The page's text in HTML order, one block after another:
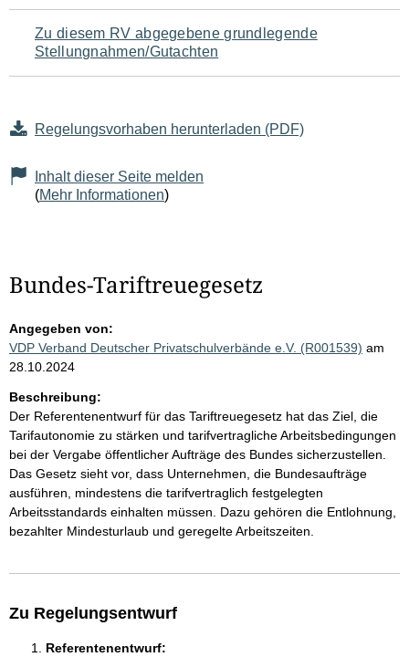
Zu diesem RV abgegebene grundlegende
Stellungnahmen/Gutachten
Regelungsvorhaben herunterladen (PDF)
Inhalt dieser Seite melden
(Mehr Informationen)
Bundes-Tariftreuegesetz
Angegeben von:
VDP Verband Deutscher Privatschulverbände e.V. (R001539) am
28.10.2024
Beschreibung:
Der Referentenentwurf für das Tariftreuegesetz hat das Ziel, die
Tarifautonomie zu stärken und tarifvertragliche Arbeitsbedingungen
bei der Vergabe öffentlicher Aufträge des Bundes sicherzustellen.
Das Gesetz sieht vor, dass Unternehmen, die Bundesaufträge
ausführen, mindestens die tarifvertraglich festgelegten
Arbeitsstandards einhalten müssen. Dazu gehören die Entlohnung,
bezahlter Mindesturlaub und geregelte Arbeitszeiten.
Zu Regelungsentwurf
Referentenentwurf: